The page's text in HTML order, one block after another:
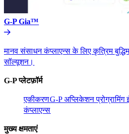
G-P Gia™​​
मानव संसाधन कंप्लाएन्स के लिए कृत्रिम
सॉल्यूशन।​​
G-P प्लेटफ़ॉर्म​​
एकीकरण​​G-P अप्लिकेशन
कंप्लाएन्स​​
मुख्य क्षमताएं​​